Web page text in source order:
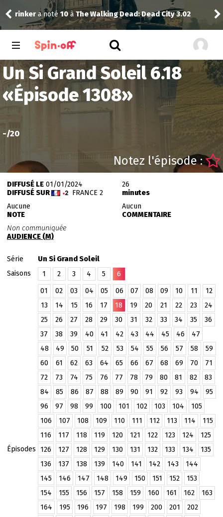
rinkera noté10àThe Walking Dead: Dead City 3.02
Un Si Grand Soleil 6.18
«Épisode 1308»
-/20
Notez l'épisode :
DIFFUSÉ LE01/01/2024
DIFFUSÉ SUR
FRANCE 2
26
minutes
Aucune
NOTE
Aucun
COMMENTAIRE
Non communiquée
AUDIENCE (M)
Série
Un Si Grand Soleil
Saisons
1 2 3 4 5 6
Épisodes
01 02 03 04 05 06 07 08 09 10 11
12
13
14 15 16 17 18 19 20 21 22 23
24
25
26 27 28 29 30 31 32 33 34 35
36
37
38 39 40 41 42 43 44 45 46
47
48
49 50 51 52 53 54 55 56 57 58
59
60
61 62 63 64 65 66 67 68 69 70
71
72
73 74 75 76 77 78 79 80 81 82
83
84
85 86 87 88 89 90 91 92 93 94
95
96
97 98 99 100 101 102 103 104
105
106
107 108 109 110 111 112 113 114
115
116
117 118 119 120 121 122 123 124
125
126
127 128 129 130 131 132 133 134
135
136
137 138 139 140 141 142 143
144
145
146 147 148 149 150 151 152
153
154
155 156 157 158 159 160 161 162
163
164
195 196 197 198 199 200 201
202